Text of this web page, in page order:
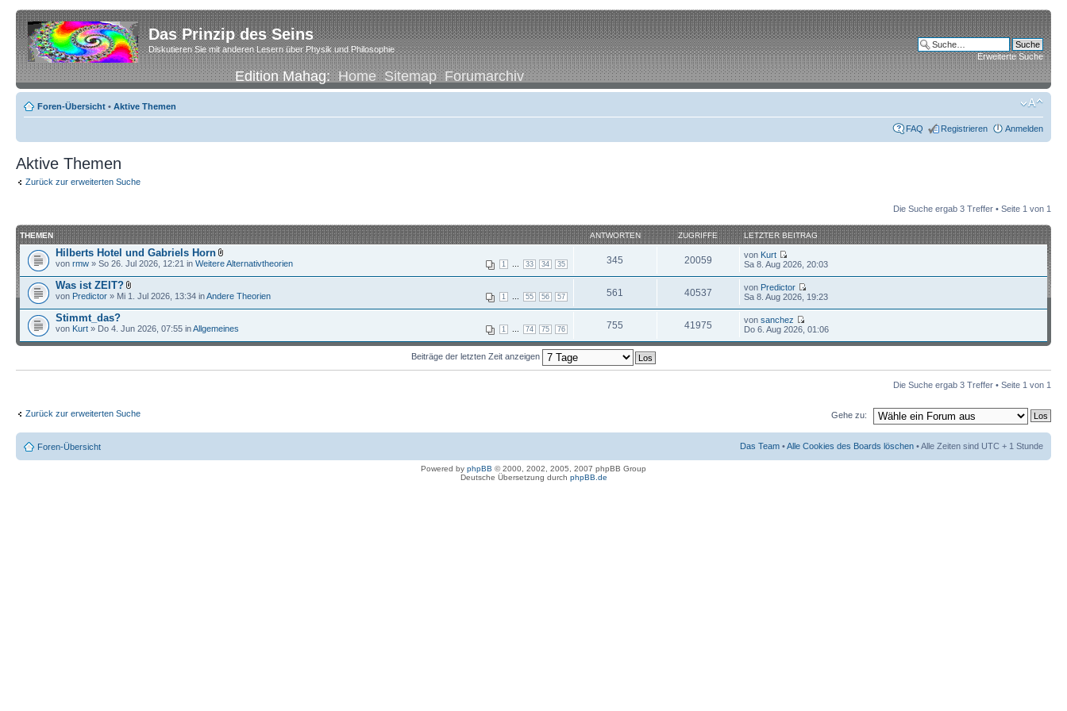
Das Prinzip des Seins
Diskutieren Sie mit anderen Lesern über Physik und Philosophie
Edition Mahag:Home Sitemap Forumarchiv
Erweiterte Suche
Foren-Übersicht • Aktive Themen
FAQ Registrieren Anmelden
Aktive Themen
Zurück zur erweiterten Suche
Die Suche ergab 3 Treffer • Seite 1 von 1
THEMEN ANTWORTEN ZUGRIFFE LETZTER BEITRAG
Hilberts Hotel und Gabriels Horn
1 33 34 35
von rmw » So 26. Jul 2026, 12:21 in Weitere Alternativtheorien 345 20059 von Kurt
Sa 8. Aug 2026, 20:03
Was ist ZEIT?
1 55 56 57
von Predictor » Mi 1. Jul 2026, 13:34 inAndere Theorien 561 40537 von Predictor
Sa 8. Aug 2026, 19:23
Stimmt_das?
1 74 75 76
von Kurt » Do 4. Jun 2026, 07:55 inAllgemeines 755 41975 vonsanchez
Do 6. Aug 2026, 01:06
Beiträge der letzten Zeit anzeigen
Die Suche ergab 3 Treffer • Seite 1 von 1
Zurück zur erweiterten Suche Gehe zu:
Foren-Übersicht Das Team •Alle Cookies des Boards löschen • Alle Zeiten sind UTC + 1 Stunde
Powered by phpBB © 2000, 2002, 2005, 2007 phpBB Group
Deutsche Übersetzung durch phpBB.de